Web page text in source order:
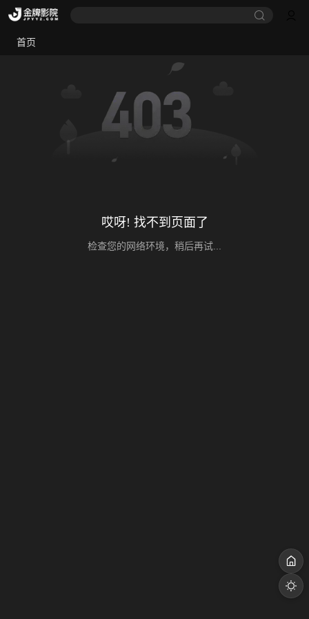
首页
哎呀! 找不到页面了
检查您的网络环境，稍后再试...